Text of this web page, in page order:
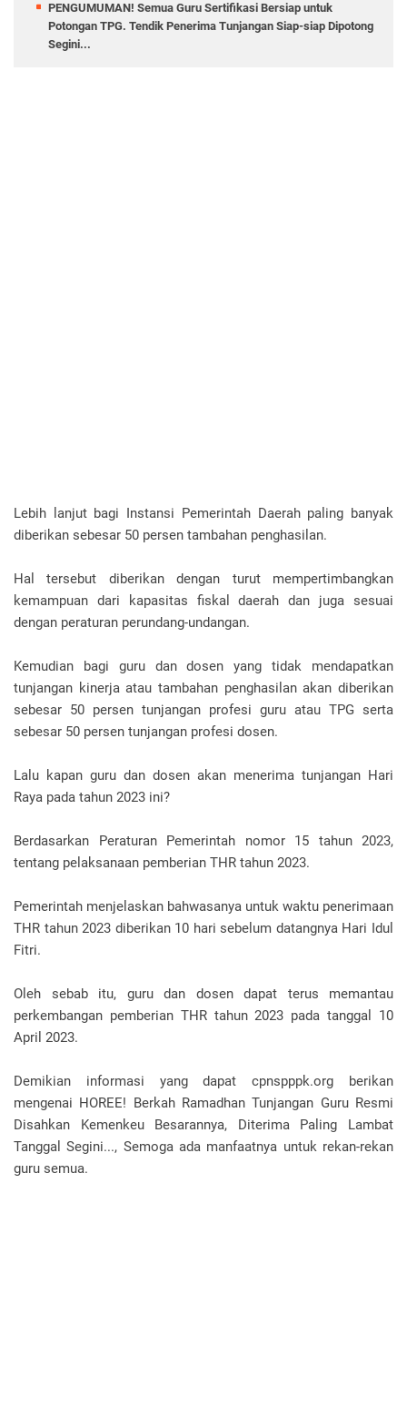
PENGUMUMAN! Semua Guru Sertifikasi Bersiap untuk
Potongan TPG. Tendik Penerima Tunjangan Siap-siap Dipotong
Segini...
Lebih lanjut bagi Instansi Pemerintah Daerah paling banyak
diberikan sebesar 50 persen tambahan penghasilan.
Hal tersebut diberikan dengan turut mempertimbangkan
kemampuan dari kapasitas fiskal daerah dan juga sesuai
dengan peraturan perundang-undangan.
Kemudian bagi guru dan dosen yang tidak mendapatkan
tunjangan kinerja atau tambahan penghasilan akan diberikan
sebesar 50 persen tunjangan profesi guru atau TPG serta
sebesar 50 persen tunjangan profesi dosen.
Lalu kapan guru dan dosen akan menerima tunjangan Hari
Raya pada tahun 2023 ini?
Berdasarkan Peraturan Pemerintah nomor 15 tahun 2023,
tentang pelaksanaan pemberian THR tahun 2023.
Pemerintah menjelaskan bahwasanya untuk waktu penerimaan
THR tahun 2023 diberikan 10 hari sebelum datangnya Hari Idul
Fitri.
Oleh sebab itu, guru dan dosen dapat terus memantau
perkembangan pemberian THR tahun 2023 pada tanggal 10
April 2023.
Demikian informasi yang dapat cpnspppk.org berikan
mengenai HOREE! Berkah Ramadhan Tunjangan Guru Resmi
Disahkan Kemenkeu Besarannya, Diterima Paling Lambat
Tanggal Segini..., Semoga ada manfaatnya untuk rekan-rekan
guru semua.